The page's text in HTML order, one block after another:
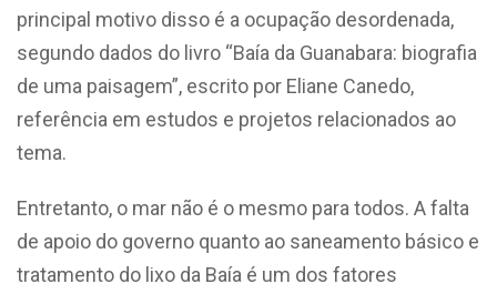
principal motivo disso é a ocupação desordenada,
segundo dados do livro “Baía da Guanabara: biografia
de uma paisagem”, escrito por Eliane Canedo,
referência em estudos e projetos relacionados ao
tema.
Entretanto, o mar não é o mesmo para todos. A falta
de apoio do governo quanto ao saneamento básico e
tratamento do lixo da Baía é um dos fatores